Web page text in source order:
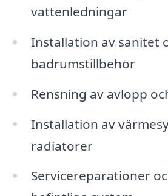
vattenledningar
Installation av sanitet
badrumstillbehör
Rensning av avlopp
Installation av
radiatorer
Servicereparationer